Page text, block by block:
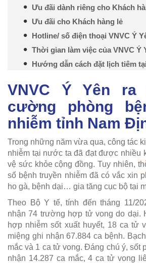
Ưu đãi dành riêng cho Khách
Ưu đãi cho Khách hàng lẻ
Hotline/ số điện thoại VNVC Ý
Thời gian làm việc của VNVC Ý
Hướng dẫn cách đặt lịch tiêm
VNVC Ý Yên ra
cường phòng
nhiễm tỉnh Nam
Trong những năm vừa qua, công tác
nhiễm tại nước ta đã đạt được nhiều
vệ sức khỏe cộng đồng. Tuy nhiên,
số bệnh truyền nhiễm đã có vắc xin
ho gà, bệnh dại… gia tăng cục bộ tại
Theo Bộ Y tế, tính đến tháng 11/
nhận 74 trường hợp tử vong do dại.
hợp nhiễm sốt xuất huyết, 18 ca tử
miệng ghi nhận 67.884 ca bệnh.
mắc và 1 ca tử vong. Đáng chú ý, sốt
nhận 14.287 ca mắc, 4 ca tử vong